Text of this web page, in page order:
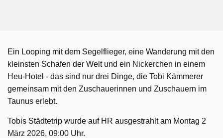
Ein Looping mit dem Segelflieger, eine Wanderung mit den
kleinsten Schafen der Welt und ein Nickerchen in einem
Heu-Hotel - das sind nur drei Dinge, die Tobi Kämmerer
gemeinsam mit den Zuschauerinnen und Zuschauern im
Taunus erlebt.
Tobis Städtetrip wurde auf HR ausgestrahlt am Montag 2
März 2026, 09:00 Uhr.